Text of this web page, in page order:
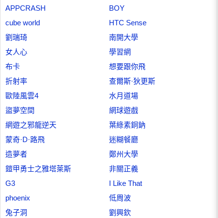
APPCRASH
BOY
cube world
HTC Sense
劉瑞琦
南開大學
女人心
學習網
布卡
想要跟你飛
折射率
查爾斯·狄更斯
歐陸風雲4
水月道場
盜夢空間
網球遊戲
網遊之邪龍逆天
葉綠素銅鈉
蒙奇·D·路飛
迷糊餐廳
造夢者
鄭州大學
鎧甲勇士之雅塔萊斯
非關正義
G3
I Like That
phoenix
低周波
兔子洞
劉興欽